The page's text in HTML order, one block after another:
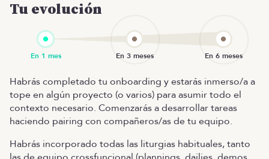
Tu evolución
Habrás completado tu onboarding y estarás inmerso/a a
tope en algún proyecto (o varios) para asumir todo el
contexto necesario. Comenzarás a desarrollar tareas
haciendo pairing con compañeros/as de tu equipo.
Habrás incorporado todas las liturgias habituales, tanto